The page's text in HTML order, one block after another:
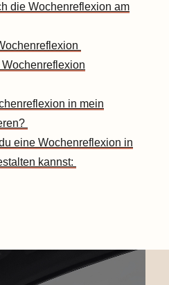
die Wochenreflexion am
in mein
eine Wochenreflexion in
kannst: